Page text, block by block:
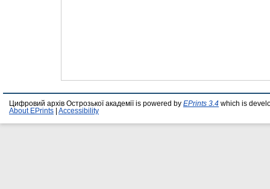
Цифровий архів Острозької академії is powered by EPrints 3.4 which is
About EPrints
Accessibility